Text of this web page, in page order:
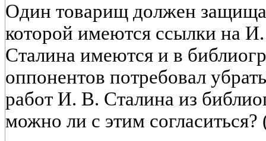
Один товарищ должен
которой имеются ссылки на
Сталина имеются и в
оппонентов потребовал
работ И. В. Сталина из
можно ли с этим